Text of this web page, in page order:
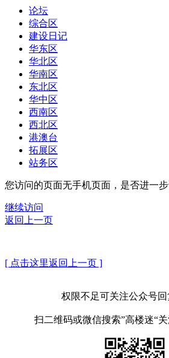
论坛
综合区
建设日记
华东区
华北区
华南区
东北区
华中区
西南区
西北区
港澳台
拓展区
站务区
您访问的页面无手机页面，是否进一
继续访问
返回上一页
[ 点击这里返回上一页 ]
权限不足可关注公众号
扫二维码或微信搜索”高楼迷“